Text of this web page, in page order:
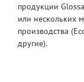
продукции
или нескольких
производства
другие).